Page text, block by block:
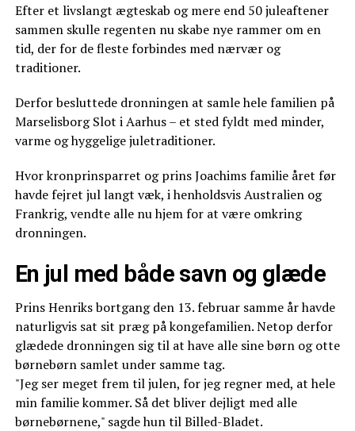
Efter et livslangt ægteskab og mere end 50 juleaftener
sammen skulle regenten nu skabe nye rammer om en
tid, der for de fleste forbindes med nærvær og
traditioner.
Derfor besluttede dronningen at samle hele familien på
Marselisborg Slot i Aarhus – et sted fyldt med minder,
varme og hyggelige juletraditioner.
Hvor kronprinsparret og prins Joachims familie året før
havde fejret jul langt væk, i henholdsvis Australien og
Frankrig, vendte alle nu hjem for at være omkring
dronningen.
En jul med både savn og glæde
Prins Henriks bortgang den 13. februar samme år havde
naturligvis sat sit præg på kongefamilien. Netop derfor
glædede dronningen sig til at have alle sine børn og otte
børnebørn samlet under samme tag.
"Jeg ser meget frem til julen, for jeg regner med, at hele
min familie kommer. Så det bliver dejligt med alle
børnebørnene," sagde hun til Billed-Bladet.